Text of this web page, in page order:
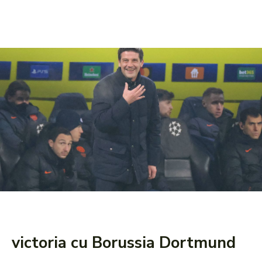
victoria cu Borussia Dortmund